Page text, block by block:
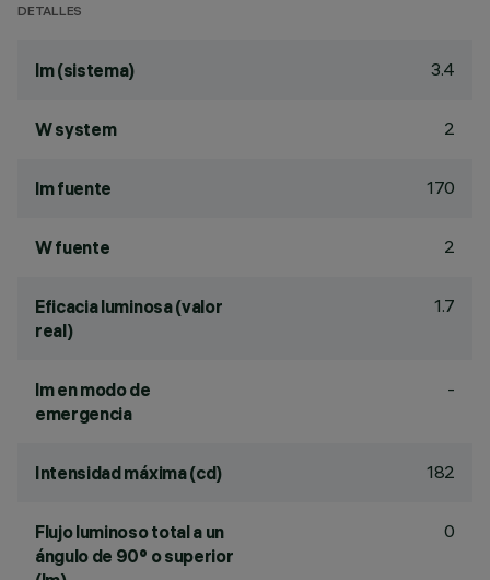
DETALLES
lm (sistema) 3.4
W system 2
lm fuente 170
W fuente 2
Eficacia luminosa (valor
real)
1.7
lm en modo de
emergencia
-
Intensidad máxima (cd) 182
Flujo luminoso total a un
ángulo de 90° o superior
0